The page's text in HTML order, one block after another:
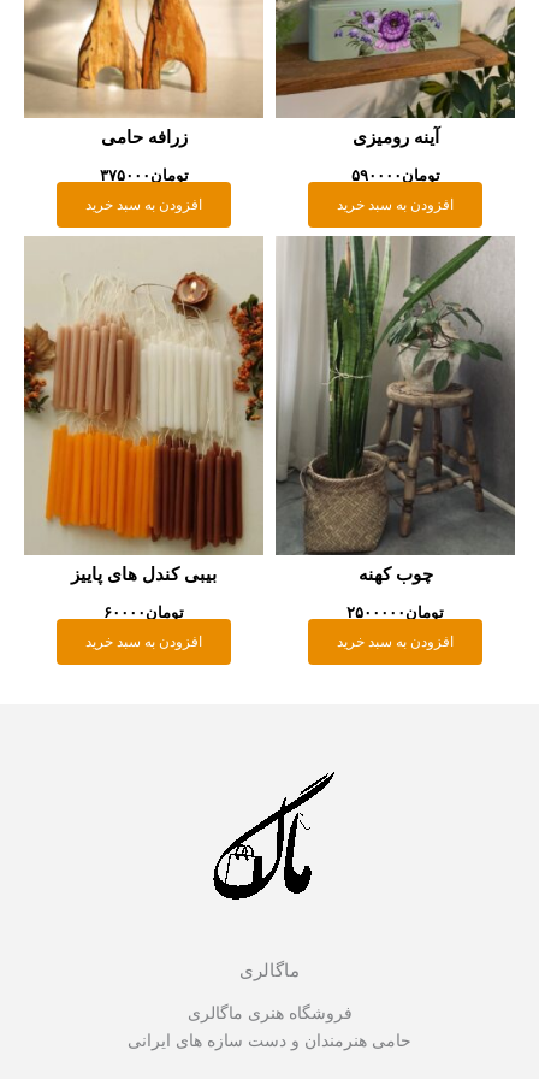
آینه رومیزی
تومان۵۹۰۰۰۰
افزودن به سبد خرید
زرافه حامی
تومان۳۷۵۰۰۰
افزودن به سبد خرید
چوب کهنه
تومان۲۵۰۰۰۰۰
افزودن به سبد خرید
بیبی کندل های پاییز
تومان۶۰۰۰۰
افزودن به سبد خرید
ماگالری
فروشگاه هنری ماگالری
حامی هنرمندان و دست سازه های ایرانی